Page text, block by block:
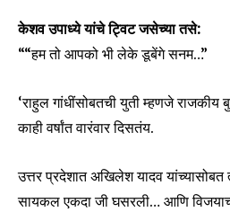
केशव उपाध्ये यांचे ट्विट जसेच्या तसे:
““हम तो आपको भी लेके डूबेंगे सनम…”
‘राहुल गांधींसोबतची युती म्हणजे राजकीय
काही वर्षांत वारंवार दिसतंय.
उत्तर प्रदेशात अखिलेश यादव यांच्यासोबत
सायकल एकदा जी घसरली… आणि